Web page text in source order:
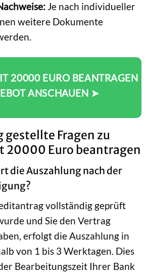
Je nach individueller
weitere Dokumente
20000 EURO BEANTRAGEN
ANSCHAUEN ➤
gestellte Fragen zu
20000 Euro beantragen
die Auszahlung nach der
vollständig geprüft
und Sie den Vertrag
erfolgt die Auszahlung in
von 1 bis 3 Werktagen. Dies
Bearbeitungszeit Ihrer Bank